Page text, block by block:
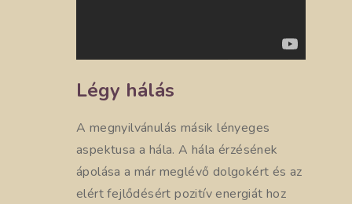
Légy hálás
A megnyilvánulás másik lényeges
aspektusa a hála. A hála érzésének
ápolása a már meglévő dolgokért és az
elért fejlődésért pozitív energiát hoz